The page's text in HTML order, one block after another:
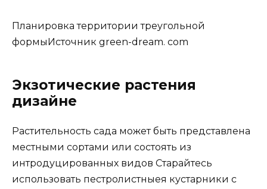
Планировка территории треугольной
формыИсточник green-dream. com
Экзотические растения
дизайне
Растительность сада может быть представлена
местными сортами или состоять из
интродуцированных видов Старайтесь
использовать пестролистныея кустарники с